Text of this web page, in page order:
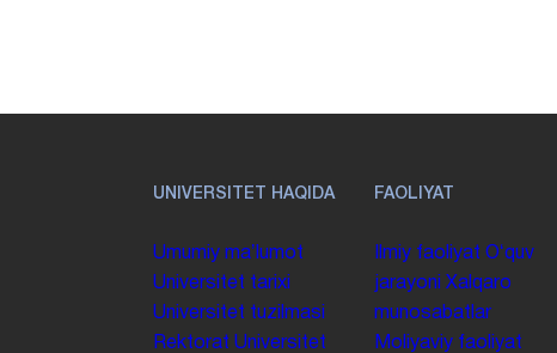
UNIVERSITET HAQIDA
Umumiy maʼlumot
Universitet tarixi
Universitet tuzilmasi
Rektorat Universitet
FAOLIYAT
Ilmiy faoliyat Oʻquv
jarayoni Xalqaro
munosabatlar
Moliyaviy faoliyat